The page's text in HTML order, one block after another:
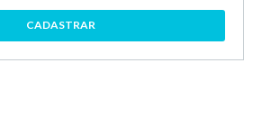
CADASTRAR